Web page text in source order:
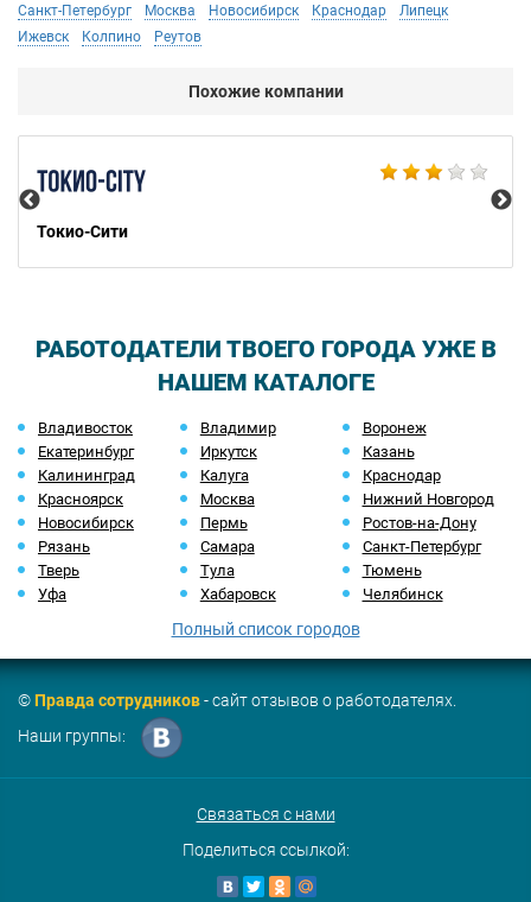
Санкт-Петербург Москва Новосибирск Краснодар
Липецк
Ижевск
Колпино Реутов
Похожие компании
Токио-Сити
РАБОТОДАТЕЛИ ТВОЕГО ГОРОДА УЖЕ В
НАШЕМ КАТАЛОГЕ
Владивосток Владимир
Воронеж
Екатеринбург
Иркутск
Казань
Калининград
Калуга
Краснодар
Красноярск
Москва
Нижний Новгород
Новосибирск
Пермь
Ростов-на-Дону
Рязань
Самара
Санкт-Петербург
Тверь
Тула
Тюмень
Уфа
Хабаровск Челябинск
Полный список городов
©Правда сотрудников- сайт отзывов о работодателях.
Наши группы:
Связаться с нами
Поделиться ссылкой: